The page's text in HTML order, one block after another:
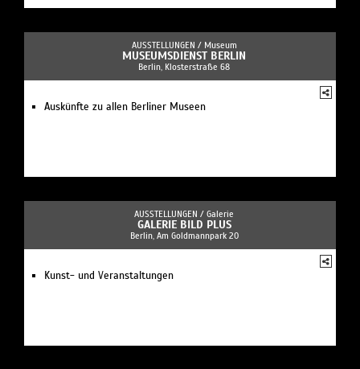
AUSSTELLUNGEN / Museum
MUSEUMSDIENST BERLIN
Berlin, Klosterstraße 68
Auskünfte zu allen Berliner Museen
AUSSTELLUNGEN / Galerie
GALERIE BILD PLUS
Berlin, Am Goldmannpark 20
Kunst- und Veranstaltungen